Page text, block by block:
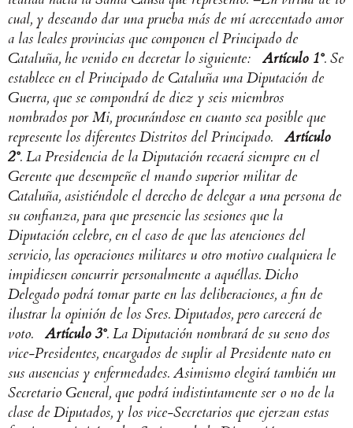
cual, y deseando dar una prueba más de mí acrecentado amor
a las leales provincias que componen el Principado de
Cataluña, he venido en decretar lo siguiente: Artículo 1°. Se
establece en el Principado de Cataluña una Diputación de
Guerra, que se compondrá de diez y seis miembros
nombrados por Mi, procurándose en cuanto sea posible que
represente los diferentes Distritos del Principado. Artículo
2°. La Presidencia de la Diputación recaerá siempre en el
Gerente que desempeñe el mando superior militar de
Cataluña, asistiéndole el derecho de delegar a una persona de
su confianza, para que presencie las sesiones que la
Diputación celebre, en el caso de que las atenciones del
servicio, las operaciones militares u otro motivo cualquiera le
impidiesen concurrir personalmente a aquéllas. Dicho
Delegado podrá tomar parte en las deliberaciones, a fin de
ilustrar la opinión de los Sres. Diputados, pero carecerá de
voto. Artículo 3°. La Diputación nombrará de su seno dos
vice-Presidentes, encargados de suplir al Presidente nato en
sus ausencias y enfermedades. Asimismo elegirá también un
Secretario General, que podrá indistintamente ser o no de la
clase de Diputados, y los vice-Secretarios que ejerzan estas